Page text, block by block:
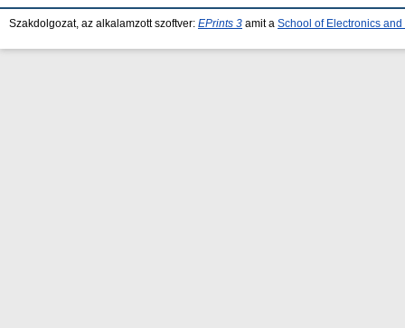
Szakdolgozat, az alkalamzott szoftver: EPrints 3 amit a School of Electronics